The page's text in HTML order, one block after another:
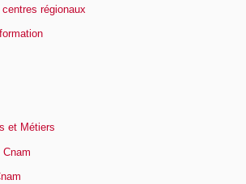
régionaux
et Métiers
Cnam